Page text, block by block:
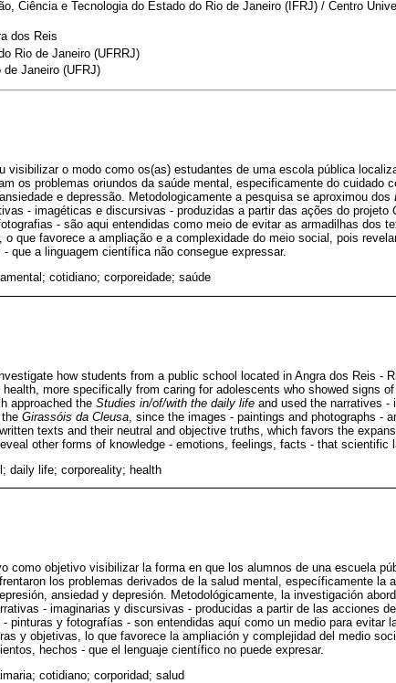
Ciência e Tecnologia do Estado do Rio de Janeiro (IFRJ) / Centro
dos Reis
Rio de Janeiro (UFRRJ)
de Janeiro (UFRJ)
visibilizar o modo como os(as) estudantes de uma escola pública
os problemas oriundos da saúde mental, especificamente do cuidado
e depressão. Metodologicamente a pesquisa se aproximou dos
- imagéticas e discursivas - produzidas a partir das ações do projeto
- são aqui entendidas como meio de evitar as armadilhas dos
o que favorece a ampliação e a complexidade do meio social, pois
que a linguagem científica não consegue expressar.
cotidiano; corporeidade; saúde
how students from a public school located in Angra dos Reis -
more specifically from caring for adolescents who showed signs
approached the Studies in/of/with the daily life and used the narratives -
Girassóis da Cleusa , since the images - paintings and photographs -
texts and their neutral and objective truths, which favors the
other forms of knowledge - emotions, feelings, facts - that scientific
daily life; corporeality; health
como objetivo visibilizar la forma en que los alumnos de una escuela
los problemas derivados de la salud mental, específicamente la
ansiedad y depresión. Metodológicamente, la investigación
- imaginarias y discursivas - producidas a partir de las acciones
pinturas y fotografías - son entendidas aquí como un medio para evitar
y objetivas, lo que favorece la ampliación y complejidad del medio
hechos - que el lenguaje científico no puede expresar.
cotidiano; corporidad; salud